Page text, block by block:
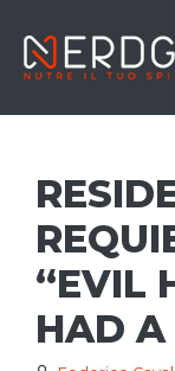
“EVIL
HAD A